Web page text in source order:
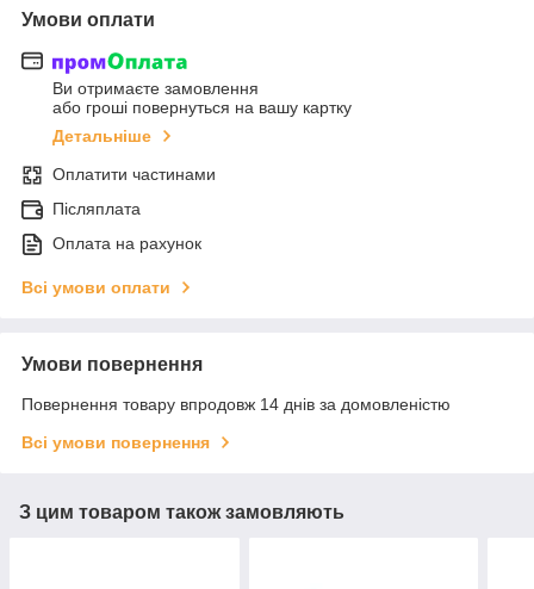
Умови оплати
Ви отримаєте замовлення
або гроші повернуться на вашу картку
Детальніше
Оплатити частинами
Післяплата
Оплата на рахунок
Всі умови оплати
Умови повернення
Повернення товару впродовж 14 днів за домовленістю
Всі умови повернення
З цим товаром також замовляють